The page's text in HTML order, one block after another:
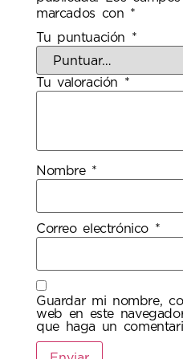
marcados con *
Tu puntuación *
Tu valoración *
Nombre *
Correo electrónico *
Guardar mi nombre,
web en este
que haga un